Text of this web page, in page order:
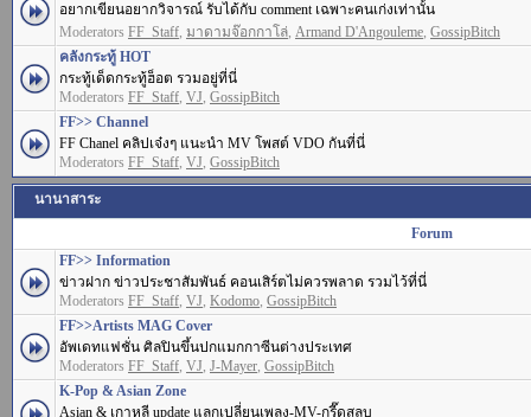
อยากเขียนอยากวิจารณ์ รับได้กับ comment เฉพาะคนเก่งเท่านั้น
Moderators FF_Staff, มาดามจ๊อกกาโล่, Armand D'Angouleme, GossipBitch
คลังกระทู้ HOT
กระทู้เด็ดกระทู้ฮ็อต รวมอยู่ที่นี่
Moderators FF_Staff, VJ, GossipBitch
FF>> Channel
FF Chanel คลิปเจ๋งๆ แนะนำ MV โพสต์ VDO กันที่นี่
Moderators FF_Staff, VJ, GossipBitch
นานาสาระ
Forum
FF>> Information
ข่าวฝาก ข่าวประชาสัมพันธ์ คอนเสิร์ตไม่ควรพลาด รวมไว้ที่นี่
Moderators FF_Staff, VJ, Kodomo, GossipBitch
FF>>Artists MAG Cover
อัพเดทแฟชั่น ศิลปินขึ้นปกแมกกาซีนต่างประเทศ
Moderators FF_Staff, VJ, J-Mayer, GossipBitch
K-Pop & Asian Zone
Asian & เกาหลี update แลกเปลี่ยนเพลง-MV-กรี๊ดสลบ